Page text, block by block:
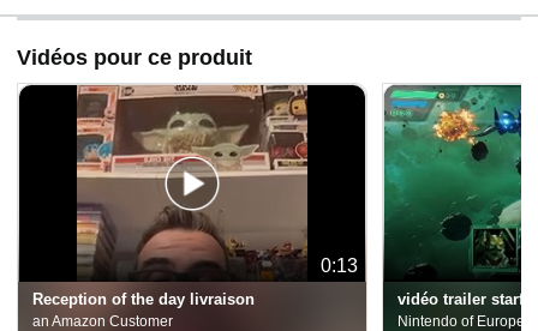
Vidéos pour ce produit
0:13
Reception of the day livraison
an Amazon Customer
vidéo trailer
Nintendo of Europe